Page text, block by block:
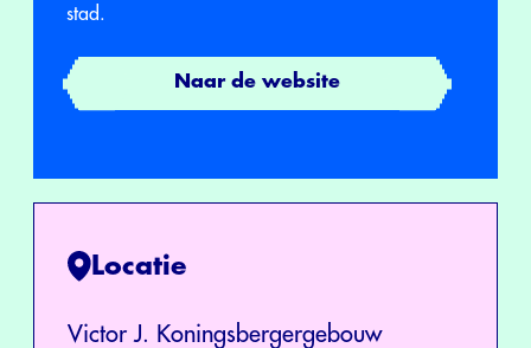
stad.
Naar de website
Locatie
Victor J. Koningsbergergebouw